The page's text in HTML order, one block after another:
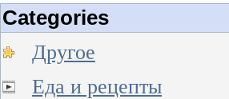
Categories
Другое
Еда и рецепты